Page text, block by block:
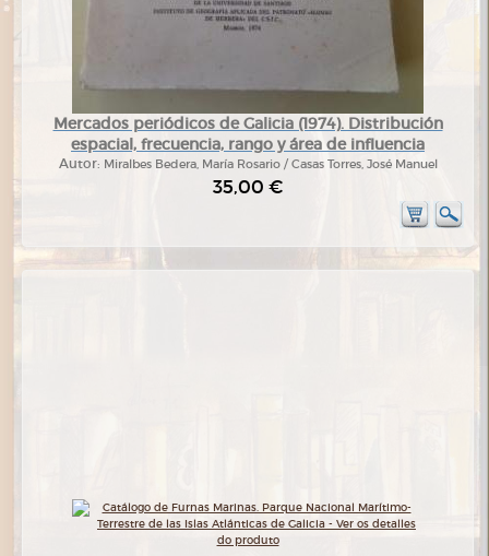
Mercados periódicos de Galicia (1974). Distribución
espacial, frecuencia, rango y área de influencia
Autor: Miralbes Bedera, María Rosario / Casas Torres, José Manuel
35,00 €